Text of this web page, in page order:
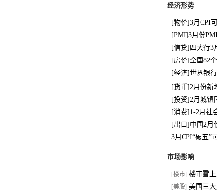
经济形势
[物价]3月CPI
[PMI]3月份
[信贷]四大行3
[房价]全国82
[经济]世界银
[货币]2月份新
[投资]2月城镇
[消费]1-2月社
[出口]中国2月
3月CPI“破五”
市场影响
[楼市] 楼市雪
[美股] 美国三